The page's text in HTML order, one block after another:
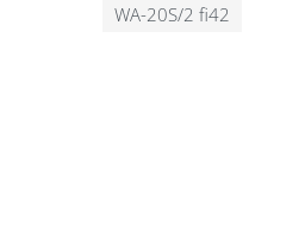
WA-20S/2 fi42